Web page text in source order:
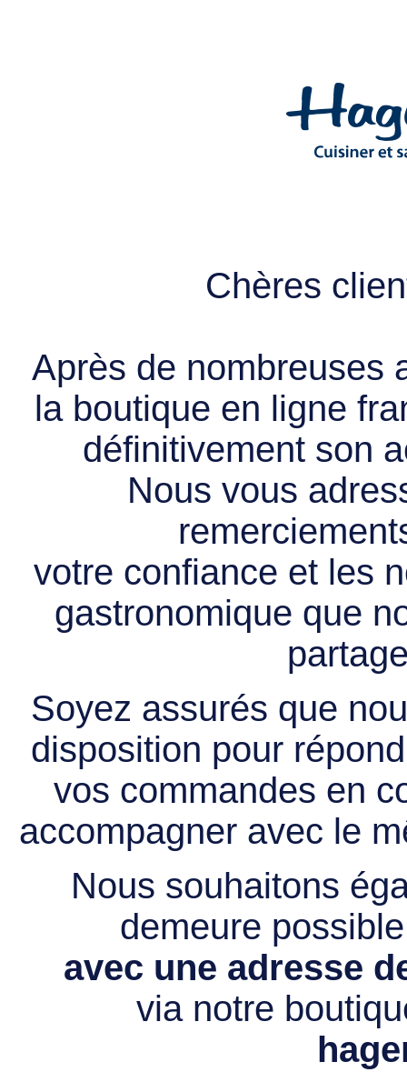
Chères
Après de nombreuses
la boutique en ligne
définitivement son
Nous vous
votre confiance et les
gastronomique que
Soyez assurés que
disposition pour
vos commandes en
accompagner avec le
Nous souhaitons
demeure
avec une adresse
via notre